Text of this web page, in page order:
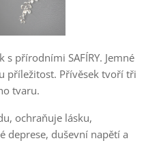
přírodními SAFÍRY. Jemné
příležitost. Přívěsek tvoří tři
tvaru.
ochraňuje lásku,
deprese, duševní napětí a